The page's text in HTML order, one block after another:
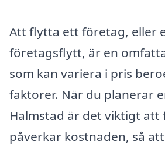
Att flytta ett företag, eller
företagsflytt, är en
som kan variera i pris
faktorer. När du planerar
Halmstad är det viktigt att
påverkar kostnaden, så